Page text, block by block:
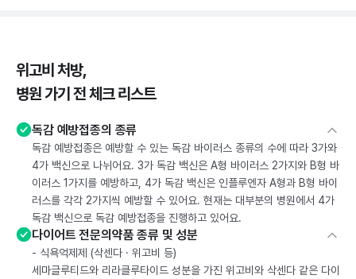
위고비 처방,
병원 가기 전 체크 리스트
독감 예방접종의 종류
독감 예방접종은 예방할 수 있는 독감 바이러스 종류의 수에 따라 3가와
4가 백신으로 나뉘어요. 3가 독감 백신은 A형 바이러스 2가지와 B형 바
이러스 1가지를 예방하고, 4가 독감 백신은 인플루엔자 A형과 B형 바이
러스를 각각 2가지씩 예방할 수 있어요. 현재는 대부분의 병원에서 4가
독감 백신으로 독감 예방접종을 진행하고 있어요.
다이어트 전문의약품 종류 및 성분
- 식욕억제제 (삭센다 · 위고비 등)
세마글루티드와 리라클루타이드 성분을 가진 위고비와 삭센다 같은 다이